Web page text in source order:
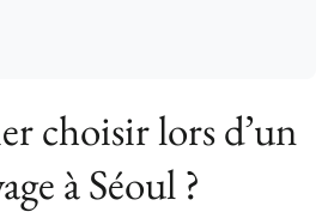
choisir lors d’un
à Séoul ?